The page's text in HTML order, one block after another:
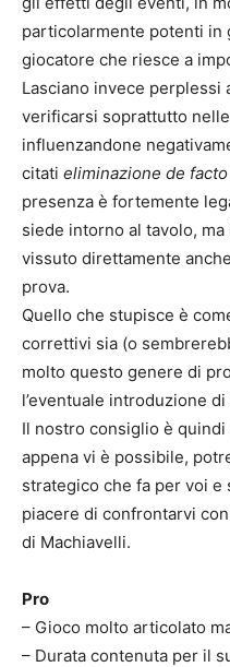
particolarmente potenti in
giocatore che riesce a
Lasciano invece
verificarsi soprattutto
influenzandone
citati eliminazione de facto
presenza è fortemente
siede intorno al tavolo, ma
vissuto direttamente
prova.
Quello che stupisce è
correttivi sia (o
molto questo genere di
l’eventuale introduzione di
Il nostro consiglio è
appena vi è possibile,
strategico che fa per voi
piacere di confrontarvi
di Machiavelli.
Pro
– Gioco molto articolato
– Durata contenuta per il